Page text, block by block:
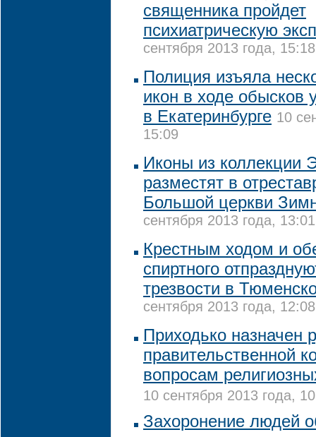
священника пройдет
психиатрическую
сентября 2013 года, 15:18
Полиция изъяла
икон в ходе обысков
в Екатеринбурге 10
15:09
Иконы из коллекции
разместят в
Большой церкви
сентября 2013 года, 13:01
Крестным ходом и
спиртного
трезвости в
сентября 2013 года, 12:08
Приходько назначен
правительственной
вопросам
10 сентября 2013 года,
Захоронение людей